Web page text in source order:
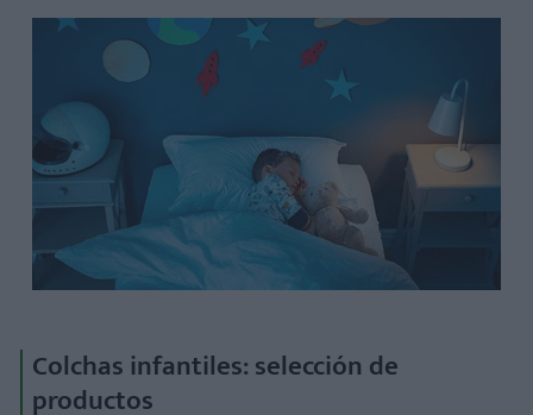
Colchas infantiles: selección de
productos